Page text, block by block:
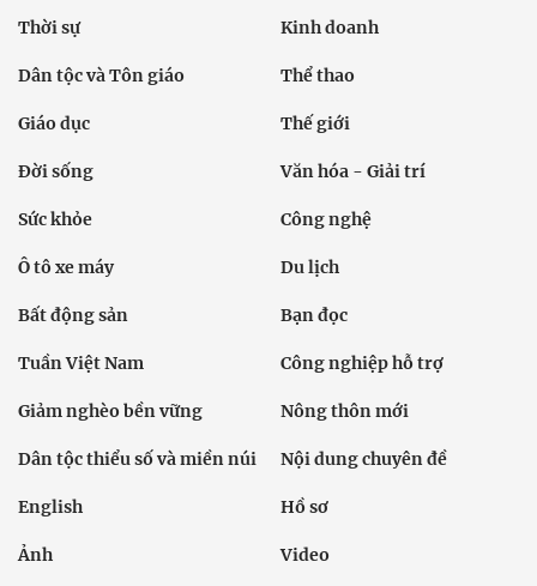
Thời sự Kinh doanh
Dân tộc và Tôn giáo Thể thao
Giáo dục Thế giới
Đời sống Văn hóa - Giải trí
Sức khỏe Công nghệ
Ô tô xe máy Du lịch
Bất động sản Bạn đọc
Tuần Việt Nam Công nghiệp hỗ trợ
Giảm nghèo bền vững Nông thôn mới
Dân tộc thiểu số và miền núi Nội dung chuyên đề
English Hồ sơ
Ảnh Video